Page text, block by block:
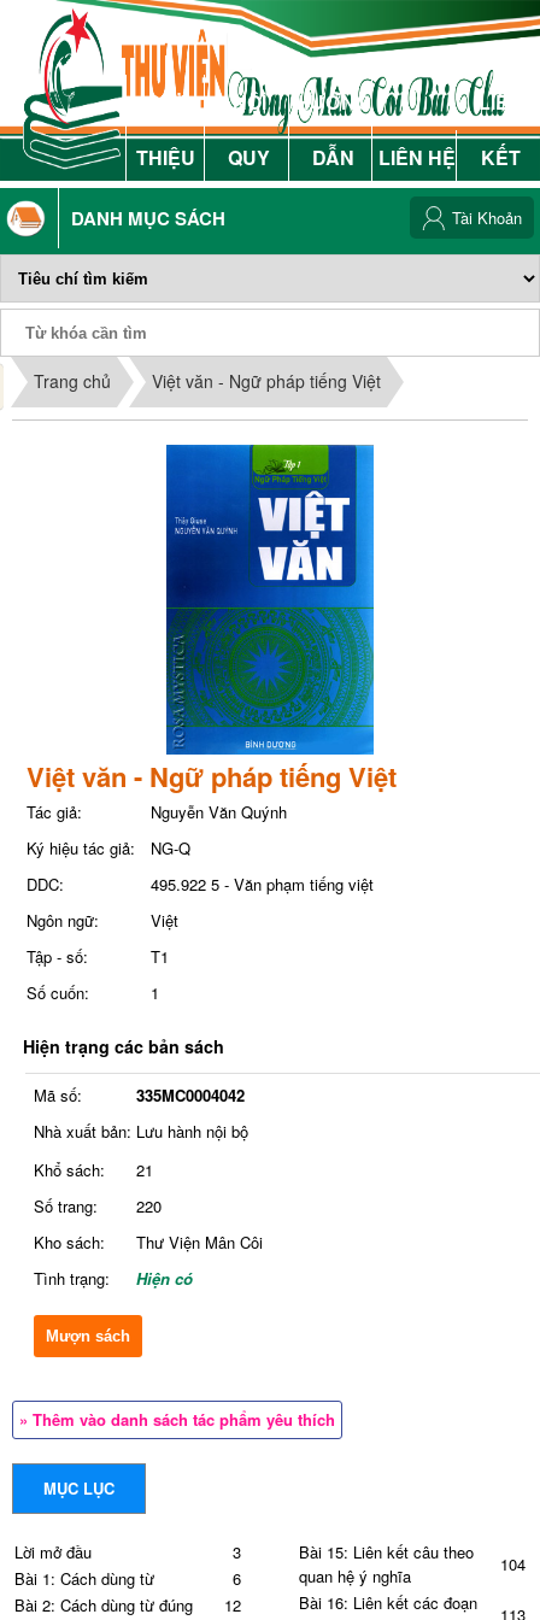
GIỚI
THIỆU
NỘI
QUY
HƯỚNG
DẪN
LIÊN HỆ
LIÊN
KẾT
DANH MỤC SÁCH
Phiếu Sách
Tài Khoản
Trang chủ Việt văn - Ngữ pháp tiếng Việt
Việt văn - Ngữ pháp tiếng Việt
Tác giả:
Nguyễn Văn Quýnh
Ký hiệu tác giả:
NG-Q
DDC:
495.922 5 - Văn phạm tiếng việt
Ngôn ngữ:
Việt
Tập - số:
T1
Số cuốn:
1
Hiện trạng các bản sách
Mã số:
335MC0004042
Nhà xuất bản: Lưu hành nội bộ
Khổ sách:
21
Số trang:
220
Kho sách:
Thư Viện Mân Côi
Tình trạng:
Hiện có
Mượn sách
» Thêm vào danh sách tác phẩm yêu thích
MỤC LỤC
Lời mở đầu
3
Bài 1: Cách dùng từ
6
Bài 2: Cách dùng từ đúng
12
Bài 15: Liên kết câu theo
quan hệ ý nghĩa
104
Bài 16: Liên kết các đoạn
113